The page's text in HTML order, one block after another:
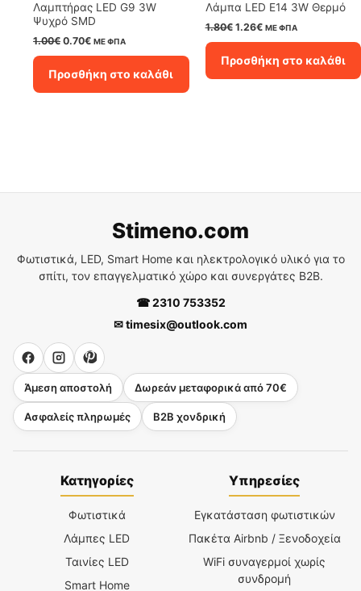
Λαμπτήρας LED G9 3W
Ψυχρό SMD
1.00€ Original
price
1.00€.
0.70€Η
τρέχουσα
είναι:
0.70€.
ΜΕ ΦΠΑ
Προσθήκη στο καλάθι
Λάμπα LED Ε14 3W Θερμό
1.80€ Original
price
1.80€.
1.26€Η
τρέχουσα
είναι:
1.26€.
ΜΕ ΦΠΑ
Προσθήκη στο καλάθι
Stimeno.com
Φωτιστικά, LED, Smart Home και ηλεκτρολογικό υλικό για το
σπίτι, τον επαγγελματικό χώρο και συνεργάτες B2B.
☎ 2310 753352
✉ timesix@outlook.com
Άμεση αποστολή Δωρεάν μεταφορικά από 70€
Ασφαλείς πληρωμές B2B χονδρική
Κατηγορίες
Φωτιστικά
Λάμπες LED
Ταινίες LED
Smart Home
Υπηρεσίες
Εγκατάσταση φωτιστικών
Πακέτα Airbnb / Ξενοδοχεία
WiFi συναγερμοί χωρίς
συνδρομή